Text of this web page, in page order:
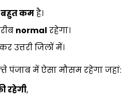
बहुत कमहै।
normal रहेगा।
उत्तरी जिलों में।
पंजाब में ऐसा मौसम रहेगा जहां:
रहेगी,